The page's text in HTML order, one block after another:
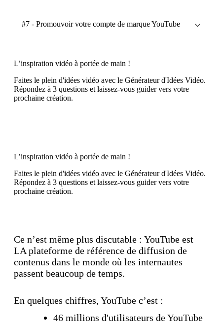
L’inspiration vidéo à portée de main !
Faites le plein d'idées vidéo avec le Générateur d'Idées Vidéo.
Répondez à 3 questions et laissez-vous guider vers votre
prochaine création.
Ce n’est même plus discutable : YouTube est
LA plateforme de référence de diffusion de
contenus dans le monde où les internautes
passent beaucoup de temps.
En quelques chiffres, YouTube c’est :
46 millions d'utilisateurs de YouTube
#7 - Promouvoir votre compte de marque YouTube
L’inspiration vidéo à portée de main !
Faites le plein d'idées vidéo avec le Générateur d'Idées Vidéo.
Répondez à 3 questions et laissez-vous guider vers votre
prochaine création.